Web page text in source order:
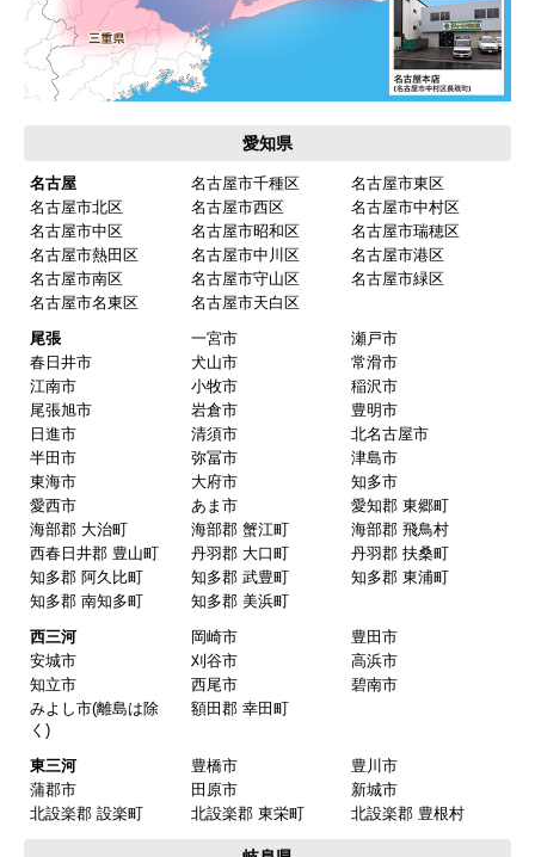
愛知県
名古屋 名古屋市千種区
名古屋市東区
名古屋市北区
名古屋市西区
名古屋市中村区
名古屋市中区
名古屋市昭和区
名古屋市瑞穂区
名古屋市熱田区
名古屋市中川区
名古屋市港区
名古屋市南区
名古屋市守山区
名古屋市緑区
名古屋市名東区
名古屋市天白区
尾張
一宮市
瀬戸市
春日井市
犬山市
常滑市
江南市
小牧市
稲沢市
尾張旭市
岩倉市
豊明市
日進市
清須市
北名古屋市
半田市
弥冨市
津島市
東海市
大府市
知多市
愛西市
あま市
愛知郡 東郷町
海部郡 大治町
海部郡 蟹江町
海部郡 飛鳥村
西春日井郡 豊山町
丹羽郡 大口町
丹羽郡 扶桑町
知多郡 阿久比町
知多郡 武豊町
知多郡 東浦町
知多郡 南知多町
知多郡 美浜町
西三河
岡崎市
豊田市
安城市
刈谷市
高浜市
知立市
西尾市
碧南市
みよし市(離島は除
く)
額田郡 幸田町
東三河 豊橋市
豊川市
蒲郡市
田原市
新城市
北設楽郡 設楽町
北設楽郡 東栄町 北設楽郡 豊根村